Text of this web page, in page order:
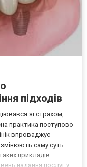
підходів
зі страхом,
практика поступово
впроваджує
змінюють саму суть
прикладів —
надання послуг у